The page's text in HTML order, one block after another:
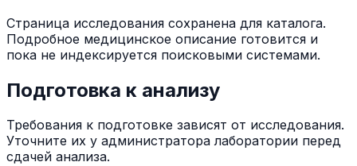
Страница исследования сохранена для каталога.
Подробное медицинское описание готовится и
пока не индексируется поисковыми системами.
Подготовка к анализу
Требования к подготовке зависят от исследования.
Уточните их у администратора лаборатории перед
сдачей анализа.